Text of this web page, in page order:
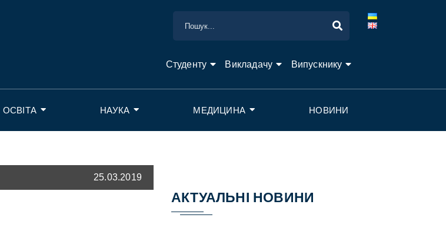
Студенту Викладачу Випускнику
ОСВІТА НАУКА МЕДИЦИНА НОВИНИ
25.03.2019
АКТУАЛЬНІ НОВИНИ